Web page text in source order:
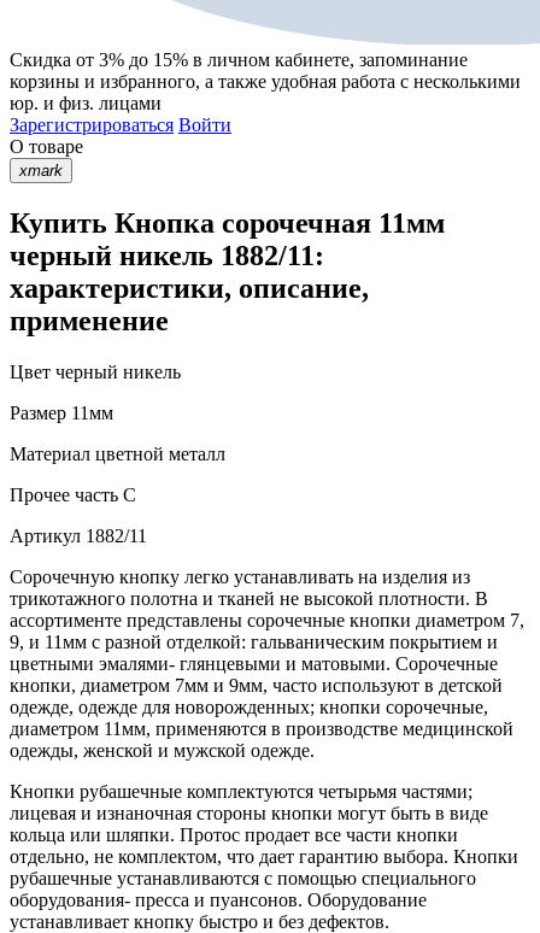
Скидка от 3% до 15% в личном кабинете, запоминание
корзины и избранного, а также удобная работа с несколькими
юр. и физ. лицами
Зарегистрироваться Войти
О товаре
xmark
Купить Кнопка сорочечная 11мм
черный никель 1882/11:
характеристики, описание,
применение
Цвет черный никель
Размер 11мм
Материал цветной металл
Прочее часть С
Артикул 1882/11
Сорочечную кнопку легко устанавливать на изделия из
трикотажного полотна и тканей не высокой плотности. В
ассортименте представлены сорочечные кнопки диаметром 7,
9, и 11мм с разной отделкой: гальваническим покрытием и
цветными эмалями- глянцевыми и матовыми. Сорочечные
кнопки, диаметром 7мм и 9мм, часто используют в детской
одежде, одежде для новорожденных; кнопки сорочечные,
диаметром 11мм, применяются в производстве медицинской
одежды, женской и мужской одежде.
Кнопки рубашечные комплектуются четырьмя частями;
лицевая и изнаночная стороны кнопки могут быть в виде
кольца или шляпки. Протос продает все части кнопки
отдельно, не комплектом, что дает гарантию выбора. Кнопки
рубашечные устанавливаются с помощью специального
оборудования- пресса и пуансонов. Оборудование
устанавливает кнопку быстро и без дефектов.